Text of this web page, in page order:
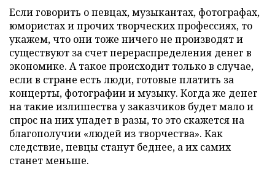
Если говорить о певцах, музыкантах, фотографах,
юмористах и прочих творческих профессиях, то
укажем, что они тоже ничего не производят и
существуют за счет перераспределения денег в
экономике. А такое происходит только в случае,
если в стране есть люди, готовые платить за
концерты, фотографии и музыку. Когда же денег
на такие излишества у заказчиков будет мало и
спрос на них упадет в разы, то это скажется на
благополучии «людей из творчества». Как
следствие, певцы станут беднее, а их самих
станет меньше.